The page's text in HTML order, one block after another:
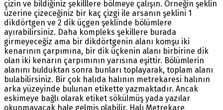
çizin ve bildiğiniz şekilllere bölmeye çalışın. Örneğin şeklin
üzerine çizeceğiniz bir kaç çizgi ile arsanın şeklini 1
dikdörtgen ve 2 dik üçgen şeklinde bölümlere
ayırabilirsiniz. Daha kompleks şekillere burada
girmeyeceğiz ama bir dikdörtgenin alanı komşu iki
kenarının çarpımına, bir dik üçkenin alanı birbirine dik
olan iki kenarın çarpımının yarısına eşittir. Bölümlerin
alanını bulduktan sonra bunları toplayarak, toplam alanı
bulabilirsiniz. Bir çok halıda halının metrekaresi halının
arka yüzeyinde bulunan etikette yazmaktadır. Ancak
eskimeye bağlı olarak etiket sökülmüş yada yazılar
okunmayacak hale gelmiş olabilir. Halı Metrekare